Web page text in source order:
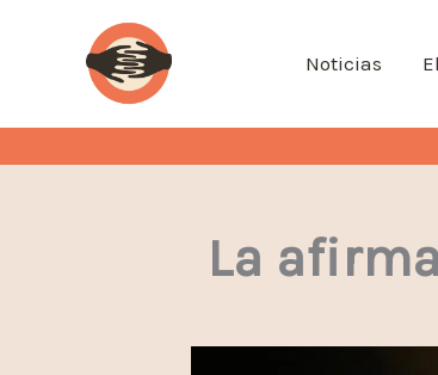
contenido
Noticias
La